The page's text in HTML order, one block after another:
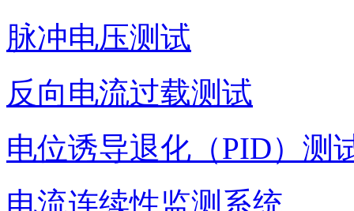
脉冲电压测试
反向电流过载测试
电位诱导退化（PID）测
电流连续性监测系统